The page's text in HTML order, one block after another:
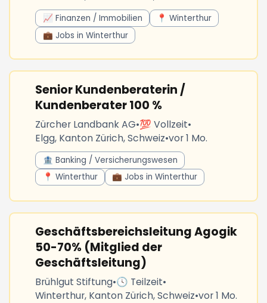
📈 Finanzen / Immobilien
📍 Winterthur
💼 Jobs in Winterthur
Senior Kundenberaterin /
Kundenberater 100 %
Zürcher Landbank AG•💯 Vollzeit•
Elgg, Kanton Zürich, Schweiz•vor 1 Mo.
🏦 Banking / Versicherungswesen
📍 Winterthur
💼 Jobs in Winterthur
Geschäftsbereichsleitung Agogik
50-70% (Mitglied der
Geschäftsleitung)
Brühlgut Stiftung•🕓 Teilzeit•
Winterthur, Kanton Zürich, Schweiz•vor 1 Mo.